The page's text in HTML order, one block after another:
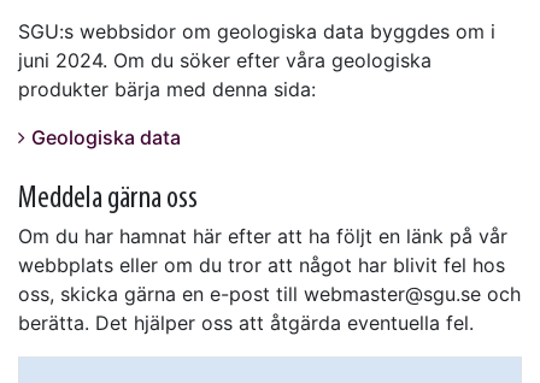
SGU:s webbsidor om geologiska data byggdes om i
juni 2024. Om du söker efter våra geologiska
produkter bärja med denna sida:
Geologiska data
Meddela gärna oss
Om du har hamnat här efter att ha följt en länk på vår
webbplats eller om du tror att något har blivit fel hos
oss, skicka gärna en e-post till webmaster@sgu.se och
berätta. Det hjälper oss att åtgärda eventuella fel.